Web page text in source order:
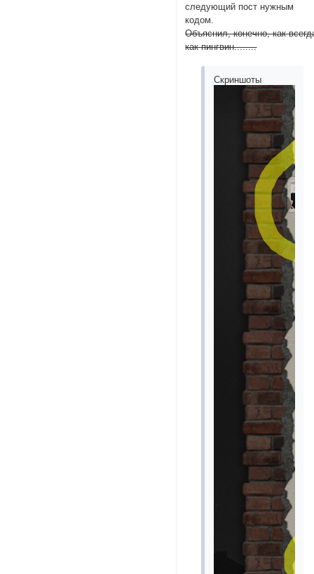
следующий пост нужным
кодом.
Объяснил, конечно, как
как пингвин........
Скриншоты